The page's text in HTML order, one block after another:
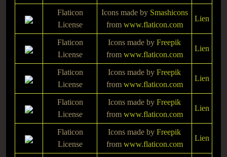
Flaticon
License
Icons made by Smashicons
from www.flaticon.com
Lien
Flaticon
License
Icons made by Freepik
from www.flaticon.com
Lien
Flaticon
License
Icons made by Freepik
from www.flaticon.com
Lien
Flaticon
License
Icons made by Freepik
from www.flaticon.com
Lien
Flaticon
License
Icons made by Freepik
from www.flaticon.com
Lien